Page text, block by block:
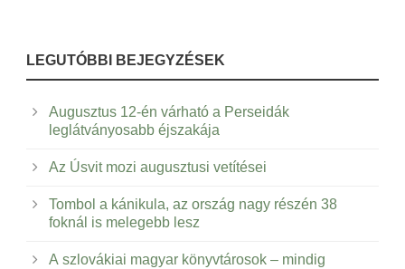
LEGUTÓBBI BEJEGYZÉSEK
Augusztus 12-én várható a Perseidák
leglátványosabb éjszakája
Az Úsvit mozi augusztusi vetítései
Tombol a kánikula, az ország nagy részén 38
foknál is melegebb lesz
A szlovákiai magyar könyvtárosok – mindig